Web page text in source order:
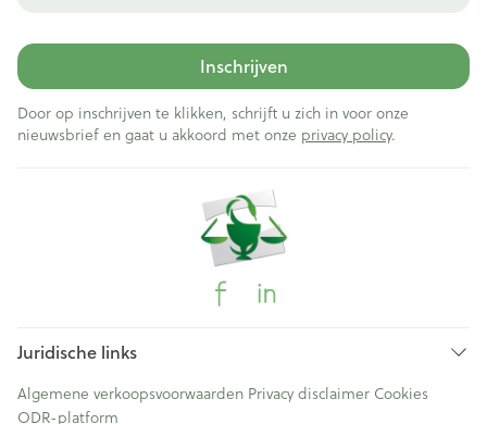
Inschrijven
Door op inschrijven te klikken, schrijft u zich in voor onze
nieuwsbrief en gaat u akkoord met onze privacy policy.
Juridische links
Algemene verkoopsvoorwaarden Privacy disclaimer Cookies
ODR-platform